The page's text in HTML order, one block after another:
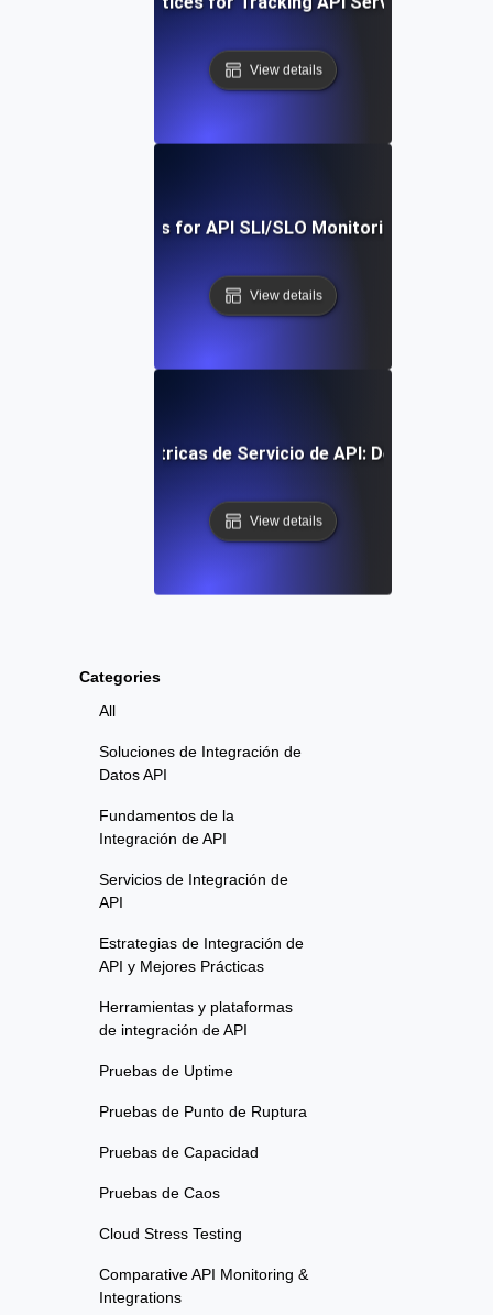
Categories
All
Soluciones de Integración de
Datos API
Fundamentos de la
Integración de API
Servicios de Integración de
API
Estrategias de Integración de
API y Mejores Prácticas
Herramientas y plataformas
de integración de API
Pruebas de Uptime
Pruebas de Punto de Ruptura
Pruebas de Capacidad
Pruebas de Caos
Cloud Stress Testing
Comparative API Monitoring &
Integrations
View details
Real-Time Tools for API SLI/SLO Monitoring: A Deep
View details
de Métricas de Servicio de API: Desde el
View details